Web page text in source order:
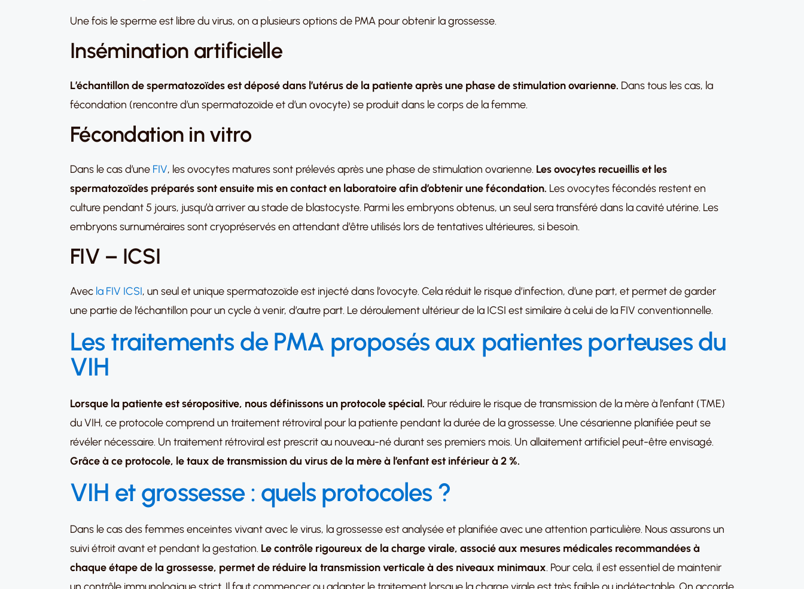
Une fois le sperme est libre du virus, on a plusieurs options de PMA pour obtenir la grossesse.
Insémination artificielle
L’échantillon de spermatozoïdes est déposé dans l’utérus de la patiente après une phase de stimulation ovarienne. Dans tous les cas, la
fécondation (rencontre d’un spermatozoïde et d’un ovocyte) se produit dans le corps de la femme.
Fécondation in vitro
Dans le cas d’une FIV, les ovocytes matures sont prélevés après une phase de stimulation ovarienne. Les ovocytes recueillis et les
spermatozoïdes préparés sont ensuite mis en contact en laboratoire afin d’obtenir une fécondation. Les ovocytes fécondés restent en
culture pendant 5 jours, jusqu’à arriver au stade de blastocyste. Parmi les embryons obtenus, un seul sera transféré dans la cavité utérine. Les
embryons surnuméraires sont cryopréservés en attendant d’être utilisés lors de tentatives ultérieures, si besoin.
FIV – ICSI
Avec la FIV ICSI, un seul et unique spermatozoïde est injecté dans l’ovocyte. Cela réduit le risque d’infection, d’une part, et permet de garder
une partie de l’échantillon pour un cycle à venir, d’autre part. Le déroulement ultérieur de la ICSI est similaire à celui de la FIV conventionnelle.
Les traitements de PMA proposés aux patientes porteuses du
VIH
Lorsque la patiente est séropositive, nous définissons un protocole spécial. Pour réduire le risque de transmission de la mère à l’enfant (TME)
du VIH, ce protocole comprend un traitement rétroviral pour la patiente pendant la durée de la grossesse. Une césarienne planifiée peut se
révéler nécessaire. Un traitement rétroviral est prescrit au nouveau-né durant ses premiers mois. Un allaitement artificiel peut-être envisagé.
Grâce à ce protocole, le taux de transmission du virus de la mère à l’enfant est inférieur à 2 %.
VIH et grossesse : quels protocoles ?
Dans le cas des femmes enceintes vivant avec le virus, la grossesse est analysée et planifiée avec une attention particulière. Nous assurons un
suivi étroit avant et pendant la gestation. Le contrôle rigoureux de la charge virale, associé aux mesures médicales recommandées à
chaque étape de la grossesse, permet de réduire la transmission verticale à des niveaux minimaux. Pour cela, il est essentiel de maintenir